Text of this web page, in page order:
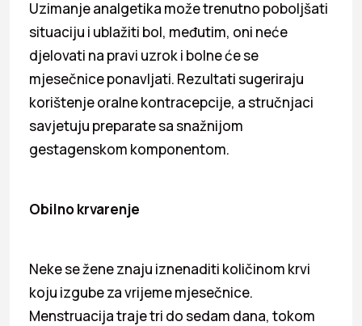
Uzimanje analgetika može trenutno poboljšati
situaciju i ublažiti bol, međutim, oni neće
djelovati na pravi uzrok i bolne će se
mjesečnice ponavljati. Rezultati sugeriraju
korištenje oralne kontracepcije, a stručnjaci
savjetuju preparate sa snažnijom
gestagenskom komponentom.
Obilno krvarenje
Neke se žene znaju iznenaditi količinom krvi
koju izgube za vrijeme mjesečnice.
Menstruacija traje tri do sedam dana, tokom